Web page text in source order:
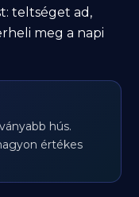
teltséget ad,
meg a napi
hús.
értékes